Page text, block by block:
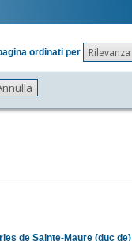
ordinati per Rilevanza
de Sainte-Maure (duc de)